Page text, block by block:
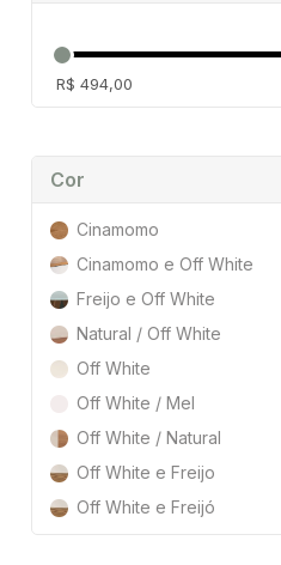
R$ 494,00
Cor
Cinamomo
Cinamomo e Off White
Freijo e Off White
Natural / Off White
Off White
Off White / Mel
Off White / Natural
Off White e Freijo
Off White e Freijó